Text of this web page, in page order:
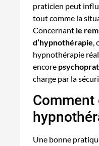
praticien peut
tout comme la
Concernant le
d’hypnothérapie,
hypnothérapie
encore
charge par la
Une bonne